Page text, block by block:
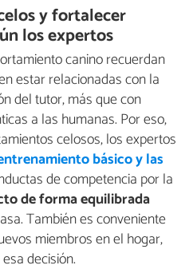
y fortalecer
los expertos
canino recuerdan
estar relacionadas con la
del tutor, más que con
a las humanas. Por eso,
celosos, los expertos
básico y las
de competencia por la
de forma equilibrada
También es conveniente
miembros en el hogar,
decisión.